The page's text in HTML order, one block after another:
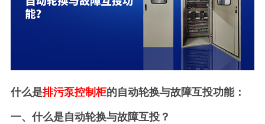
什么是排污泵控制柜的自动轮换与故障互投功能：
一、什么是自动轮换与故障互投？